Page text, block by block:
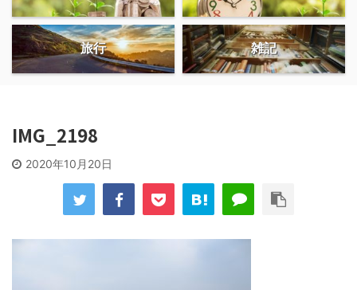
旅行 雑記
IMG_2198
2020年10月20日